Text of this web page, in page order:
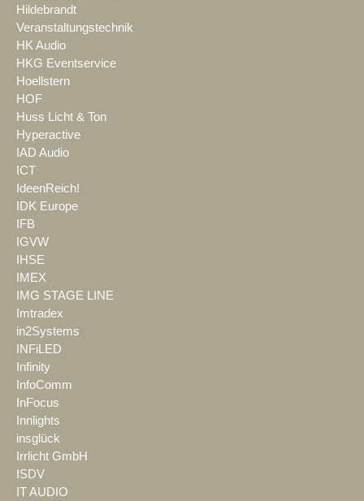
Hildebrandt
Veranstaltungstechnik
HK Audio
HKG Eventservice
Hoellstern
HOF
Huss Licht & Ton
Hyperactive
IAD Audio
ICT
IdeenReich!
IDK Europe
IFB
IGVW
IHSE
IMEX
IMG STAGE LINE
Imtradex
in2Systems
INFiLED
Infinity
InfoComm
InFocus
Innlights
insglück
Irrlicht GmbH
ISDV
IT AUDIO